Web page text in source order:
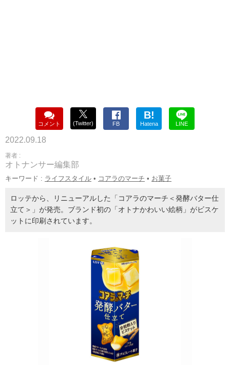
コメント (Twitter) FB
B!
Hatena LINE
2022.09.18
著者 :
オトナンサー編集部
キーワード : ライフスタイル • コアラのマーチ • お菓子
ロッテから、リニューアルした「コアラのマーチ＜発酵バター仕
立て＞」が発売。ブランド初の「オトナかわいい絵柄」がビスケ
ットに印刷されています。